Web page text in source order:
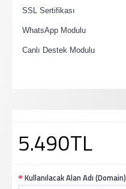
SSL Sertifikası
WhatsApp Modulu
Canlı Destek Modulu
5.490TL
Kullanılacak Alan Adı (Domain)